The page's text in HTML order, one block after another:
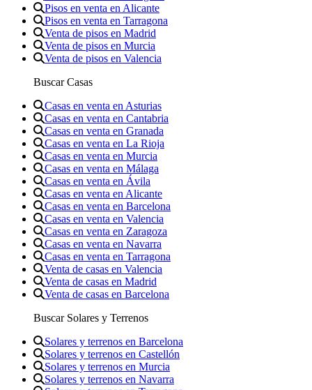
Pisos en venta en Alicante
Pisos en venta en Tarragona
Venta de pisos en Madrid
Venta de pisos en Murcia
Venta de pisos en Valencia
Buscar Casas
Casas en venta en Asturias
Casas en venta en Cantabria
Casas en venta en Granada
Casas en venta en La Rioja
Casas en venta en Murcia
Casas en venta en Málaga
Casas en venta en Ávila
Casas en venta en Alicante
Casas en venta en Barcelona
Casas en venta en Valencia
Casas en venta en Zaragoza
Casas en venta en Navarra
Casas en venta en Tarragona
Venta de casas en Valencia
Venta de casas en Madrid
Venta de casas en Barcelona
Buscar Solares y Terrenos
Solares y terrenos en Barcelona
Solares y terrenos en Castellón
Solares y terrenos en Murcia
Solares y terrenos en Navarra